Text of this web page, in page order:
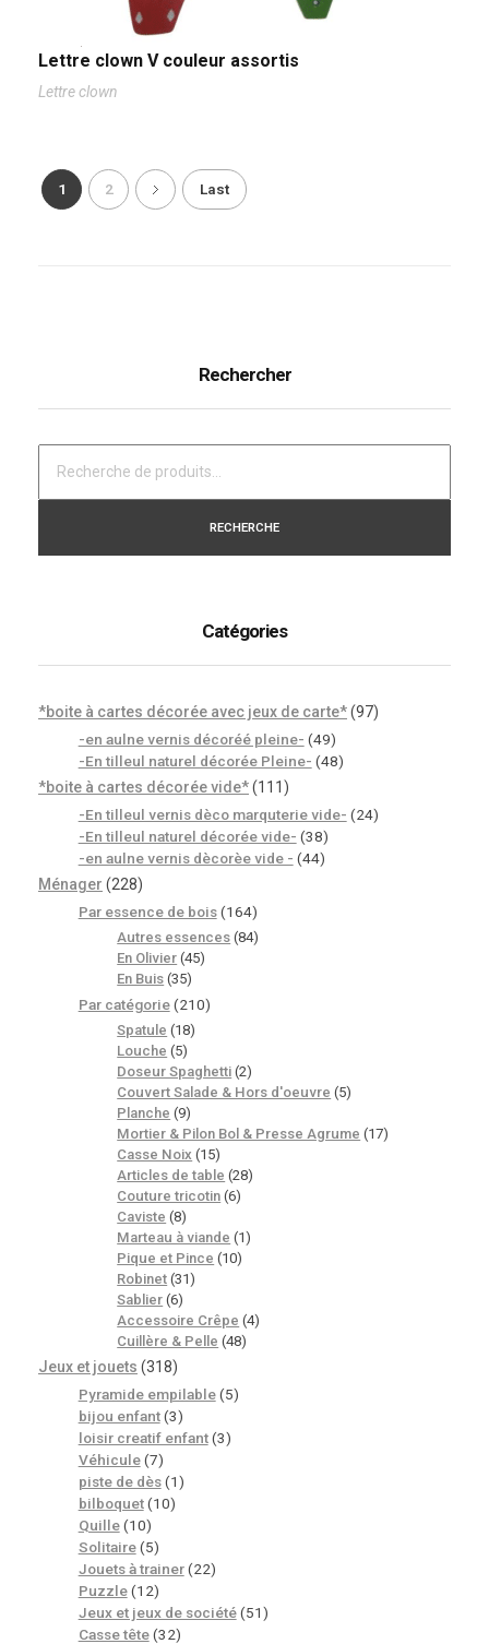
Lettre clown V couleur assortis
Lettre clown
1 2 Last
Rechercher
RECHERCHE
Catégories
*boite à cartes décorée avec jeux de carte*(97)
-en aulne vernis décoréé pleine- (49)
-En tilleul naturel décorée Pleine- (48)
*boite à cartes décorée vide*(111)
-En tilleul vernis dèco marquterie vide- (24)
-En tilleul naturel décorée vide- (38)
-en aulne vernis dècorèe vide - (44)
Ménager (228)
Par essence de bois (164)
Autres essences (84)
En Olivier (45)
En Buis (35)
Par catégorie (210)
Spatule (18)
Louche (5)
Doseur Spaghetti (2)
Couvert Salade & Hors d'oeuvre (5)
Planche (9)
Mortier & Pilon Bol & Presse Agrume (17)
Casse Noix (15)
Articles de table (28)
Couture tricotin (6)
Caviste (8)
Marteau à viande (1)
Pique et Pince (10)
Robinet (31)
Sablier (6)
Accessoire Crêpe (4)
Cuillère & Pelle (48)
Jeux et jouets (318)
Pyramide empilable (5)
bijou enfant (3)
loisir creatif enfant (3)
Véhicule (7)
piste de dès (1)
bilboquet (10)
Quille (10)
Solitaire (5)
Jouets à trainer (22)
Puzzle (12)
Jeux et jeux de société (51)
Casse tête (32)